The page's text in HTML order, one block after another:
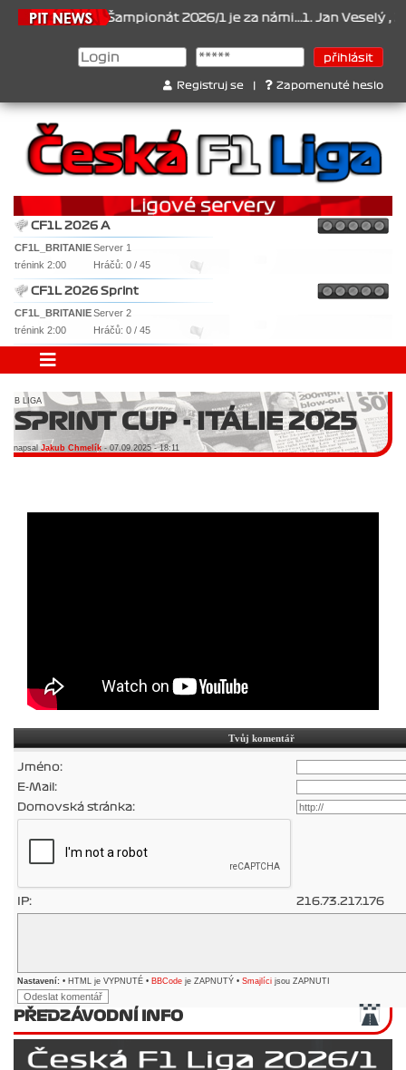
21.6.2026 Šampionát 2026/1 je za námi...1. Jan Veselý , 2.
Registruj se Zapomenuté heslo
CF1L 2026 A
CF1L_BRITANIEServer 1
trénink 2:00
Hráčů: 0 / 45
CF1L 2026 Sprint
CF1L_BRITANIEServer 2
trénink 2:00
Hráčů: 0 / 45
B LIGA
SPRINT CUP - ITÁLIE 2025
napsal Jakub Chmelík- 07.09.2025 - 18:11
Tvůj komentář
Jméno:
E-Mail:
Domovská stránka:
IP: 216.73.217.176
Nastavení: • HTML je VYPNUTÉ • BBCode je ZAPNUTÝ • Smajlíci jsou ZAPNUTI
PŘEDZÁVODNÍ INFO